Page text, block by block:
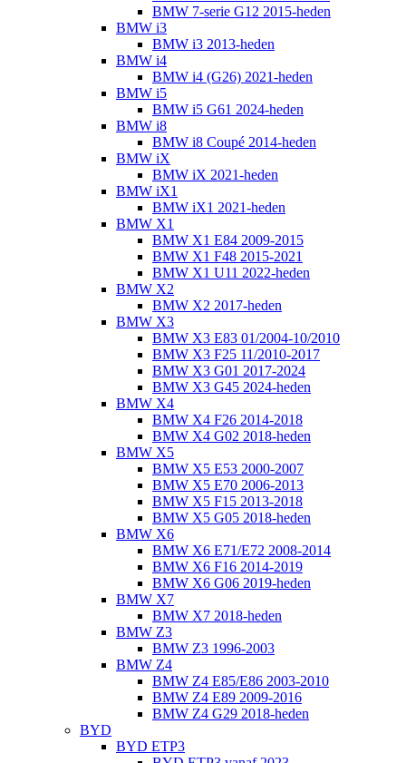
BMW 7-serie G12 2015-heden
BMW i3
BMW i3 2013-heden
BMW i4
BMW i4 (G26) 2021-heden
BMW i5
BMW i5 G61 2024-heden
BMW i8
BMW i8 Coupé 2014-heden
BMW iX
BMW iX 2021-heden
BMW iX1
BMW iX1 2021-heden
BMW X1
BMW X1 E84 2009-2015
BMW X1 F48 2015-2021
BMW X1 U11 2022-heden
BMW X2
BMW X2 2017-heden
BMW X3
BMW X3 E83 01/2004-10/2010
BMW X3 F25 11/2010-2017
BMW X3 G01 2017-2024
BMW X3 G45 2024-heden
BMW X4
BMW X4 F26 2014-2018
BMW X4 G02 2018-heden
BMW X5
BMW X5 E53 2000-2007
BMW X5 E70 2006-2013
BMW X5 F15 2013-2018
BMW X5 G05 2018-heden
BMW X6
BMW X6 E71/E72 2008-2014
BMW X6 F16 2014-2019
BMW X6 G06 2019-heden
BMW X7
BMW X7 2018-heden
BMW Z3
BMW Z3 1996-2003
BMW Z4
BMW Z4 E85/E86 2003-2010
BMW Z4 E89 2009-2016
BMW Z4 G29 2018-heden
BYD
BYD ETP3